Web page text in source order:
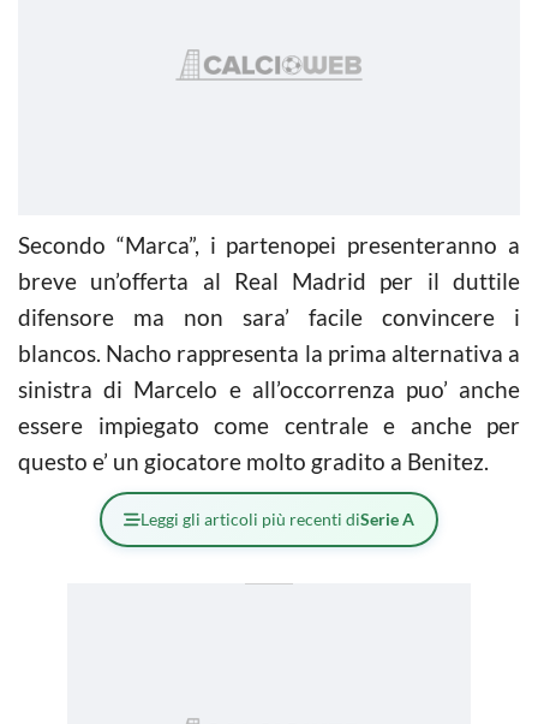
Secondo “Marca”, i partenopei presenteranno a
breve un’offerta al Real Madrid per il duttile
difensore ma non sara’ facile convincere i
blancos. Nacho rappresenta la prima alternativa a
sinistra di Marcelo e all’occorrenza puo’ anche
essere impiegato come centrale e anche per
questo e’ un giocatore molto gradito a Benitez.
Leggi gli articoli più recenti diSerie A